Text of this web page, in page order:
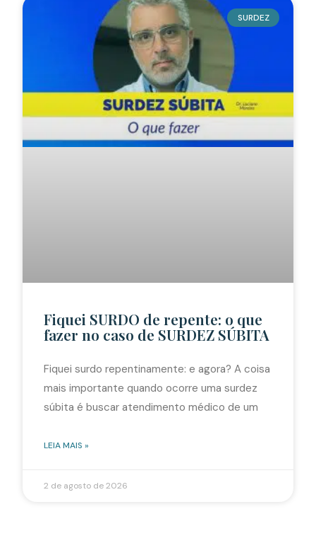
SURDEZ
Fiquei SURDO de repente: o que
fazer no caso de SURDEZ SÚBITA
Fiquei surdo repentinamente: e agora? A coisa
mais importante quando ocorre uma surdez
súbita é buscar atendimento médico de um
LEIA MAIS »
2 de agosto de 2026